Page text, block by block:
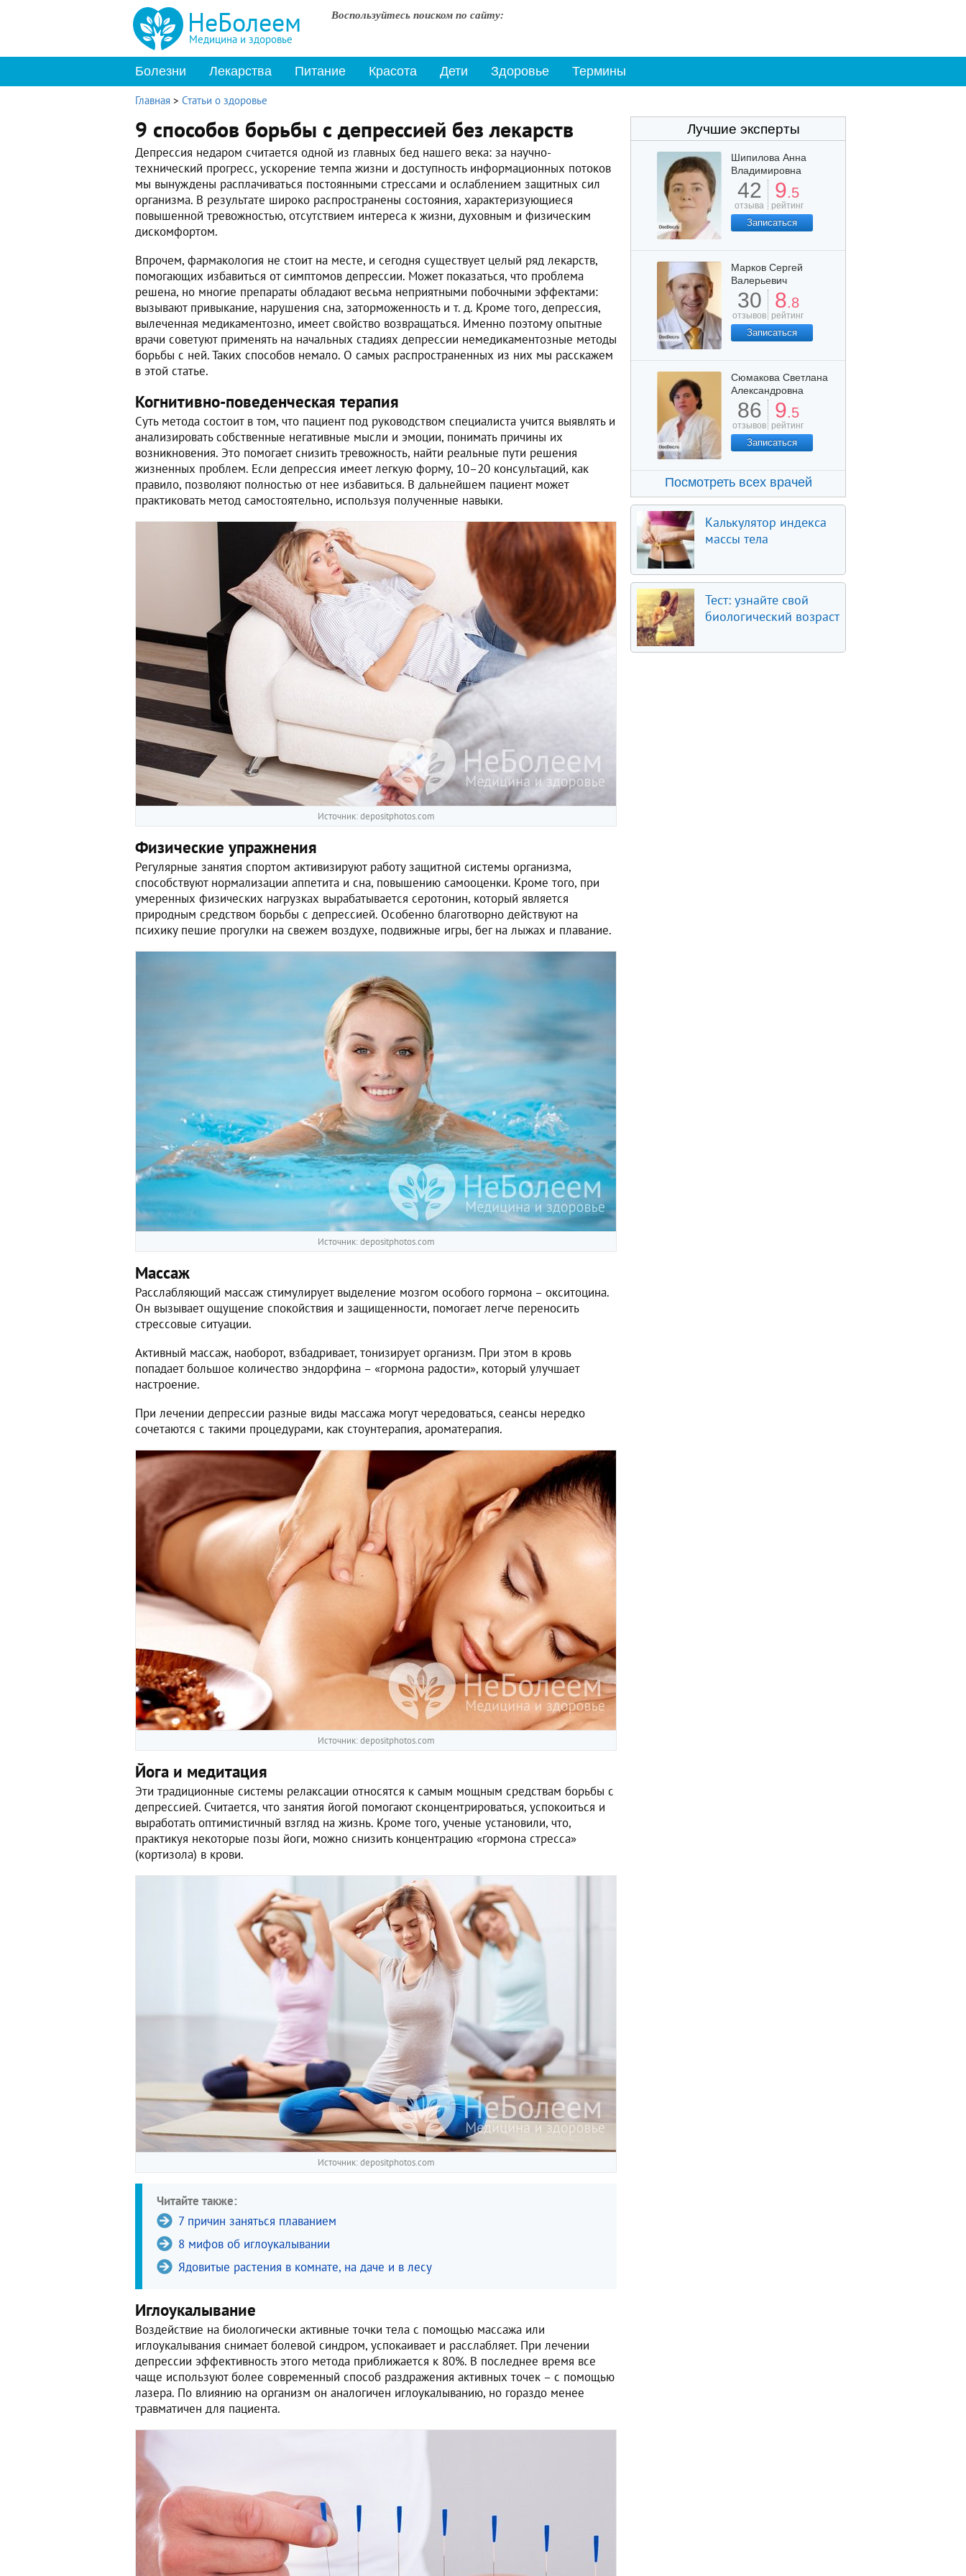
НеБолеем
Медицина и здоровье
Воспользуйтесь поиском по сайту:
Болезни Лекарства Питание Красота Дети Здоровье Термины
Главная > Статьи о здоровье
9 способов борьбы с депрессией без лекарств
Депрессия недаром считается одной из главных бед нашего века: за научно-
технический прогресс, ускорение темпа жизни и доступность информационных потоков
мы вынуждены расплачиваться постоянными стрессами и ослаблением защитных сил
организма. В результате широко распространены состояния, характеризующиеся
повышенной тревожностью, отсутствием интереса к жизни, духовным и физическим
дискомфортом.
Впрочем, фармакология не стоит на месте, и сегодня существует целый ряд лекарств,
помогающих избавиться от симптомов депрессии. Может показаться, что проблема
решена, но многие препараты обладают весьма неприятными побочными эффектами:
вызывают привыкание, нарушения сна, заторможенность и т. д. Кроме того, депрессия,
вылеченная медикаментозно, имеет свойство возвращаться. Именно поэтому опытные
врачи советуют применять на начальных стадиях депрессии немедикаментозные методы
борьбы с ней. Таких способов немало. О самых распространенных из них мы расскажем
в этой статье.
Когнитивно-поведенческая терапия
Суть метода состоит в том, что пациент под руководством специалиста учится выявлять и
анализировать собственные негативные мысли и эмоции, понимать причины их
возникновения. Это помогает снизить тревожность, найти реальные пути решения
жизненных проблем. Если депрессия имеет легкую форму, 10–20 консультаций, как
правило, позволяют полностью от нее избавиться. В дальнейшем пациент может
практиковать метод самостоятельно, используя полученные навыки.
Источник: depositphotos.com
Физические упражнения
Регулярные занятия спортом активизируют работу защитной системы организма,
способствуют нормализации аппетита и сна, повышению самооценки. Кроме того, при
умеренных физических нагрузках вырабатывается серотонин, который является
природным средством борьбы с депрессией. Особенно благотворно действуют на
психику пешие прогулки на свежем воздухе, подвижные игры, бег на лыжах и плавание.
Источник: depositphotos.com
Массаж
Расслабляющий массаж стимулирует выделение мозгом особого гормона – окситоцина.
Он вызывает ощущение спокойствия и защищенности, помогает легче переносить
стрессовые ситуации.
Активный массаж, наоборот, взбадривает, тонизирует организм. При этом в кровь
попадает большое количество эндорфина – «гормона радости», который улучшает
настроение.
При лечении депрессии разные виды массажа могут чередоваться, сеансы нередко
сочетаются с такими процедурами, как стоунтерапия, ароматерапия.
Источник: depositphotos.com
Йога и медитация
Эти традиционные системы релаксации относятся к самым мощным средствам борьбы с
депрессией. Считается, что занятия йогой помогают сконцентрироваться, успокоиться и
выработать оптимистичный взгляд на жизнь. Кроме того, ученые установили, что,
практикуя некоторые позы йоги, можно снизить концентрацию «гормона стресса»
(кортизола) в крови.
Источник: depositphotos.com
Читайте также:
7 причин заняться плаванием
8 мифов об иглоукалывании
Ядовитые растения в комнате, на даче и в лесу
Иглоукалывание
Воздействие на биологически активные точки тела с помощью массажа или
иглоукалывания снимает болевой синдром, успокаивает и расслабляет. При лечении
депрессии эффективность этого метода приближается к 80%. В последнее время все
чаще используют более современный способ раздражения активных точек – с помощью
лазера. По влиянию на организм он аналогичен иглоукалыванию, но гораздо менее
травматичен для пациента.
Лучшие эксперты
Шипилова Анна
Владимировна
42
отзыва
9.5
рейтинг
Записаться
Марков Сергей
Валерьевич
30
отзывов
8.8
рейтинг
Записаться
Сюмакова Светлана
Александровна
86
отзывов
9.5
рейтинг
Записаться
Посмотреть всех врачей
Калькулятор индекса
массы тела
Тест: узнайте свой
биологический возраст